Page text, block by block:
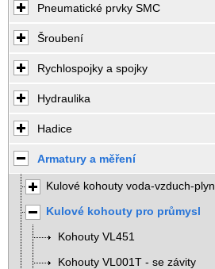
Pneumatické prvky SMC
Šroubení
Rychlospojky a spojky
Hydraulika
Hadice
Armatury a měření
Kulové kohouty voda-vzduch-plyn
Kulové kohouty pro průmysl
Kohouty VL451
Kohouty VL001T - se závity